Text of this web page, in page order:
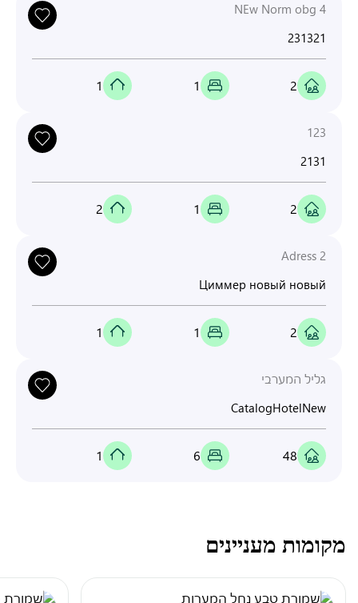
NEw Norm obg 4
231321
2
1
1
123
2131
2
1
2
Adress 2
Циммер новый новый
2
1
1
גליל המערבי
CatalogHotelNew
48
6
1
מקומות מעניינים